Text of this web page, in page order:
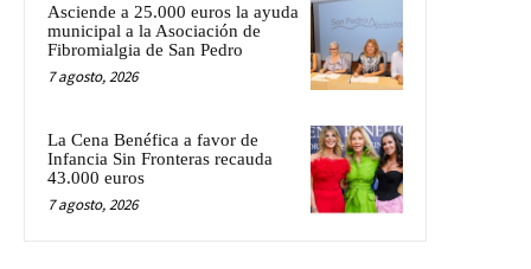
Asciende a 25.000 euros la ayuda
municipal a la Asociación de
Fibromialgia de San Pedro
7 agosto, 2026
La Cena Benéfica a favor de
Infancia Sin Fronteras recauda
43.000 euros
7 agosto, 2026